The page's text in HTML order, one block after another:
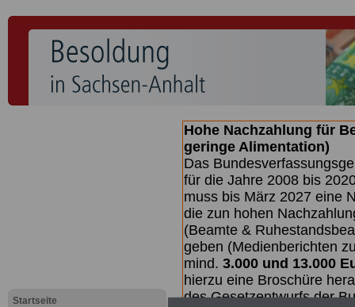
Startseite
Hohe Nachzahlung für
geringe Alimentation)
Das
für die Jahre 2008 bis
muss bis März 2027 eine
die zun hohen
(Beamte &
geben (Medienberichten
mind. 3.000 und 13.000
hierzu eine Broschüre
des Gesetzentwurfs der